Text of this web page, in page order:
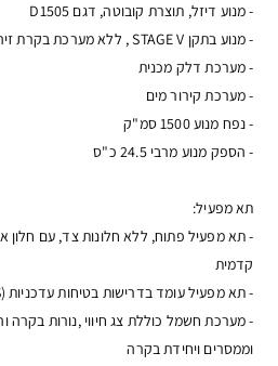
- מנוע דיזל, תוצרת קובוטה, דגם D1505
- מנוע בתקן STAGE V , ללא מערכת בקרת זיהום אויר
- מערכת דלק מכנית
- מערכת קירור מים
- נפח מנוע 1500 סמ"ק
- הספק מנוע מרבי 24.5 כ"ס
תא מפעיל:
- תא מפעיל פתוח, ללא חלונות צד, עם חלון
קדמית
- תא מפעיל עומד בדרישות בטיחות עדכניות (ROPS / FOPS)
- מערכת חשמל כוללת צג חיווי ,נורות בקרה
וממסרים ויחידת בקרה